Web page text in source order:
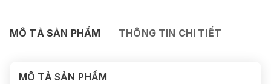
MÔ TẢ SẢN PHẨM THÔNG TIN CHI TIẾT
MÔ TẢ SẢN PHẨM